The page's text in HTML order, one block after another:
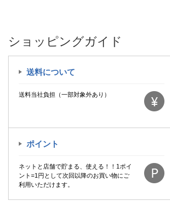
廣瀬無線電機｜HIROSE RADIO＆
東京企画｜TO-PLAN
ショッピングガイド
送料について
送料当社負担（一部対象外あり）
ポイント
ネットと店舗で貯まる、使える！！1ポイ
ント=1円として次回以降のお買い物にご
利用いただけます。